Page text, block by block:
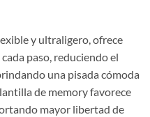
y ultraligero, ofrece
paso, reduciendo el
una pisada cómoda
de memory favorece
mayor libertad de